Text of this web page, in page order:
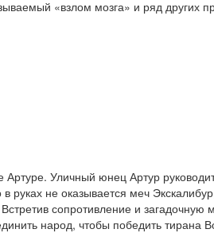
«взлом мозга» и ряд других
Уличный юнец Артур
не оказывается меч
сопротивление и
народ, чтобы победить тирана